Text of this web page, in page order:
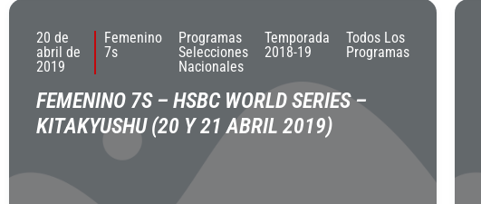
20 de
abril de
2019
Femenino
7s
Programas
Selecciones
Nacionales
Temporada
2018-19
Todos Los
Programas
FEMENINO 7S – HSBC WORLD SERIES –
KITAKYUSHU (20 Y 21 ABRIL 2019)